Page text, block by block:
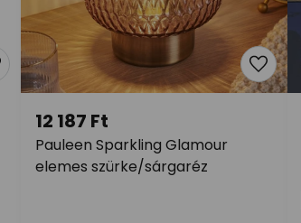
Pauleen Sparkling Glamour
elemes szürke/sárgaréz
12 187 Ft